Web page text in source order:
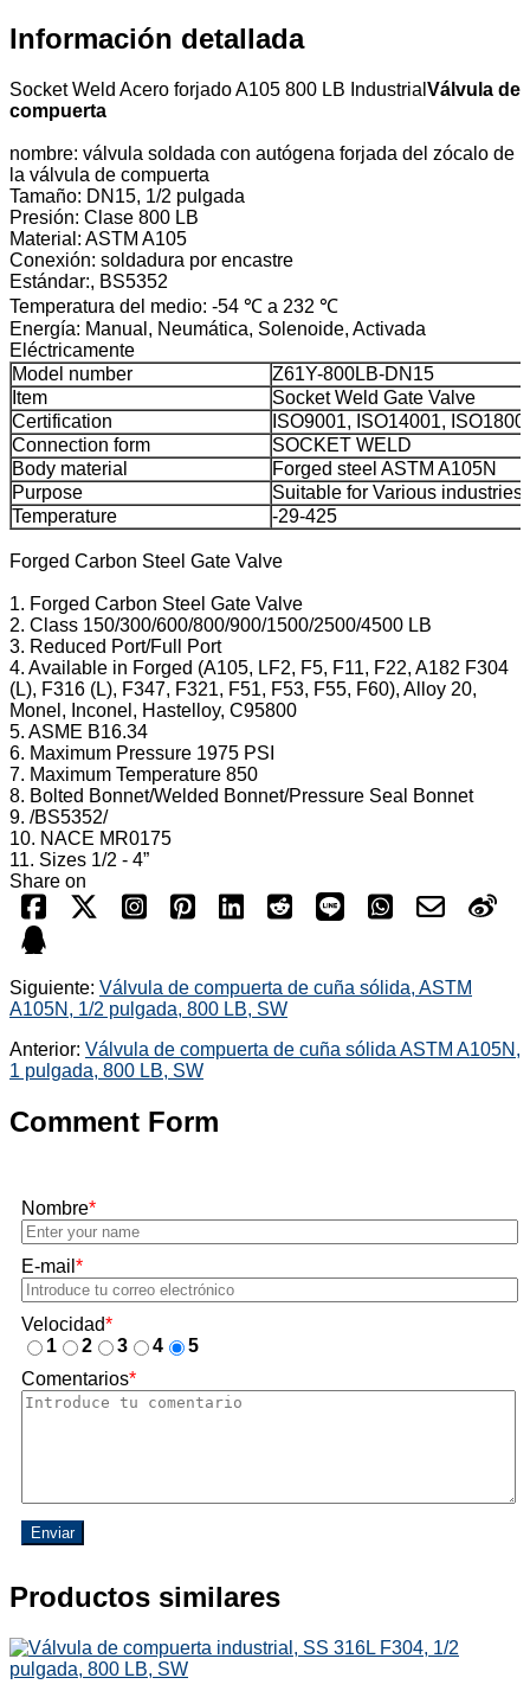
Información detallada
Socket Weld Acero forjado A105 800 LB Industrial Válvula de
compuerta
nombre: válvula soldada con autógena forjada del zócalo de
la válvula de compuerta
Tamaño: DN15, 1/2 pulgada
Presión: Clase 800 LB
Material: ASTM A105
Conexión: soldadura por encastre
Estándar:, BS5352
Temperatura del medio: -54 ℃ a 232 ℃
Energía: Manual, Neumática, Solenoide, Activada
Eléctricamente
Model number
Z61Y-800LB-DN15
Item
Socket Weld Gate Valve
Certification
ISO9001, ISO14001,
Connection form
SOCKET WELD
Body material
Forged steel ASTM A105N
Purpose
Suitable for Various industries
Temperature
-29-425
Forged Carbon Steel Gate Valve
1. Forged Carbon Steel Gate Valve
2. Class 150/300/600/800/900/1500/2500/4500 LB
3. Reduced Port/Full Port
4. Available in Forged (A105, LF2, F5, F11, F22, A182 F304
(L), F316 (L), F347, F321, F51, F53, F55, F60), Alloy 20,
Monel, Inconel, Hastelloy, C95800
5. ASME B16.34
6. Maximum Pressure 1975 PSI
7. Maximum Temperature 850
8. Bolted Bonnet/Welded Bonnet/Pressure Seal Bonnet
9. /BS5352/
10. NACE MR0175
11. Sizes 1/2 - 4”
Share on
Siguiente: Válvula de compuerta de cuña sólida, ASTM
A105N, 1/2 pulgada, 800 LB, SW
Anterior: Válvula de compuerta de cuña sólida ASTM A105N,
1 pulgada, 800 LB, SW
Comment Form
Nombre*
E-mail *
Velocidad*
1
2 3 4
5
Comentarios*
Enviar
Productos similares